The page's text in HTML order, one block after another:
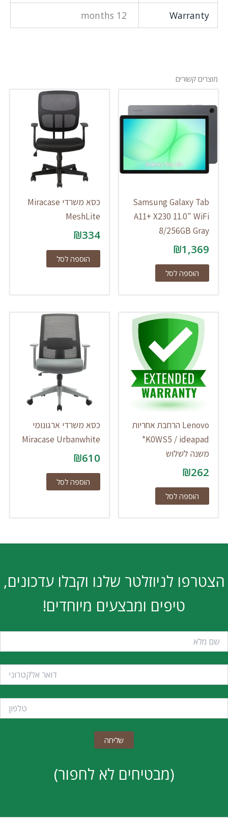
Warranty
12 months
מוצרים קשורים
Samsung Galaxy Tab
A11+ X230 11.0" WiFi
8/256GB Gray
₪1,369
הוספה לסל
כסא משרדי Miracase
MeshLite
₪334
הוספה לסל
Lenovo הרחבת אחריות
K0WS5 / ideapad*
משנה לשלוש
₪262
הוספה לסל
כסא משרדי ארגונומי
Miracase Urbanwhite
₪610
הוספה לסל
הצטרפו לניוזלטר שלנו וקבלו עדכונים,
טיפים ומבצעים מיוחדים!
(מבטיחים לא לחפור)